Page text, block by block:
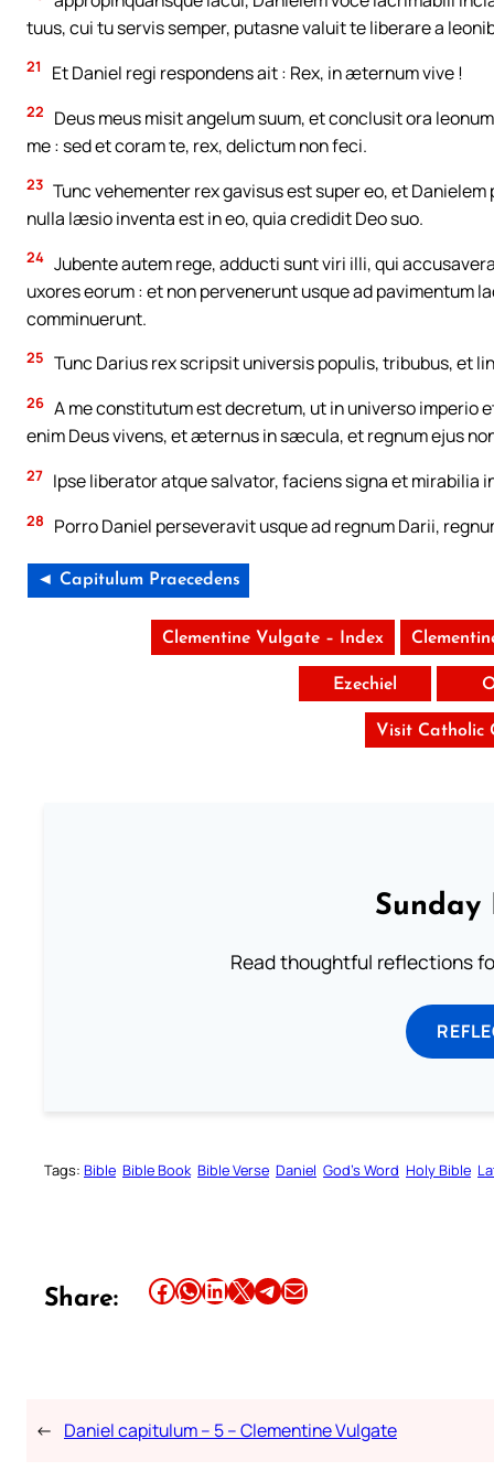
tuus, cui tu servis semper, putasne valuit te liberare a
21 Et Daniel regi respondens ait : Rex, in æternum vive !
22
Deus meus misit angelum suum, et conclusit ora
me : sed et coram te, rex, delictum non feci.
23 Tunc vehementer rex gavisus est super eo, et
nulla læsio inventa est in eo, quia credidit Deo suo.
24 Jubente autem rege, adducti sunt viri illi, qui
uxores eorum : et non pervenerunt usque ad pavimentum
comminuerunt.
25 Tunc Darius rex scripsit universis populis, tribubus, et
26 A me constitutum est decretum, ut in universo imperio
enim Deus vivens, et æternus in sæcula, et regnum ejus
27 Ipse liberator atque salvator, faciens signa et mirabilia
28 Porro Daniel perseveravit usque ad regnum Darii,
◄ Capitulum Praecedens
Clementine Vulgate – Index
Ezechiel
Visit Catholic
Sunday
Read thoughtful reflections
Tags: Bible Bible Book Bible Verse Daniel God’s Word Holy Bible
Share: Share this article on Facebook Share this article on WhatsApp Share this article on LinkedIn Share this article on X Share this article on TelegramEmail this Article
← Daniel capitulum – 5 – Clementine Vulgate